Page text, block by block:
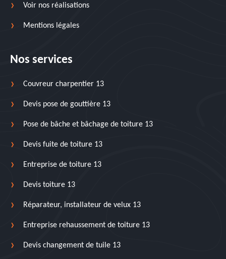
Voir nos réalisations
Mentions légales
Nos services
Couvreur charpentier 13
Devis pose de gouttière 13
Pose de bâche et bâchage de toiture 13
Devis fuite de toiture 13
Entreprise de toiture 13
Devis toiture 13
Réparateur, installateur de velux 13
Entreprise rehaussement de toiture 13
Devis changement de tuile 13